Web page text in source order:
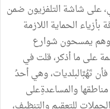
على شاشة التلفزيون ضمن
بأزياء الحماية اللازمة
وهم يمسحون شوارع
على ما أذكر، قلت في
تَهُبَّالبلديات، وهي أحدُ
والمساعدةِعلى